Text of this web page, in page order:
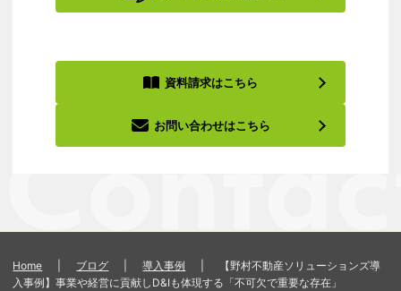
資料請求はこちら
お問い合わせはこちら
Home ブログ 導入事例
【野村不動産ソリューションズ導
入事例】事業や経営に貢献しD&Iも体現する「不可欠で重要な存在」